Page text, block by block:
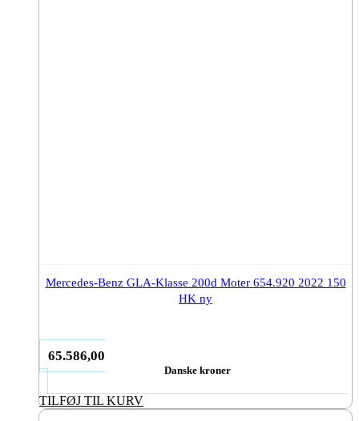
Mercedes-Benz GLA-Klasse 200d Moter 654.920 2022 150
HK ny
65.586,00
Danske kroner
TILFØJ TIL KURV